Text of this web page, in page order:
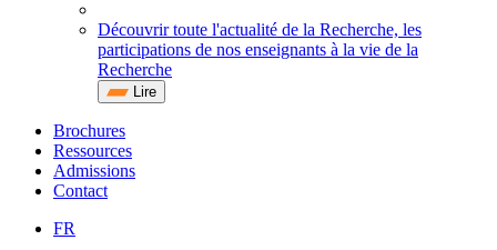
Découvrir toute l'actualité de la Recherche, les
participations de nos enseignants à la vie de la
Recherche
Lire
Brochures
Ressources
Admissions
Contact
FR